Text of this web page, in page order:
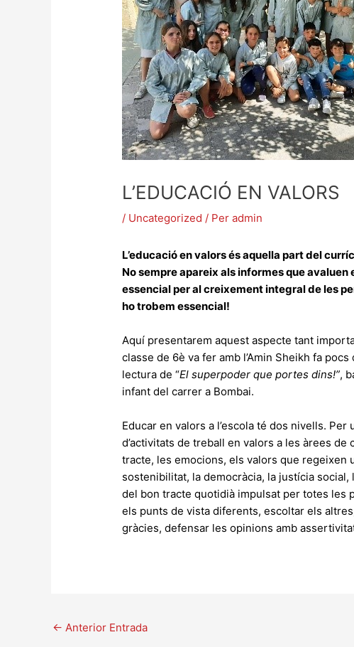
L’EDUCACIÓ EN VALORS
/ Uncategorized / Per admin
L’educació en valors és aquella part del
No sempre apareix als informes que
essencial per al creixement integral de les
ho trobem essencial!
Aquí presentarem aquest aspecte tant
classe de 6è va fer amb l’Amin Sheikh fa
lectura de “El superpoder que portes dins!”,
infant del carrer a Bombai.
Educar en valors a l’escola té dos nivells.
d’activitats de treball en valors a les àrees
tracte, les emocions, els valors que regeixen
sostenibilitat, la democràcia, la justícia social,
del bon tracte quotidià impulsat per totes les
els punts de vista diferents, escoltar els
gràcies, defensar les opinions amb
← Anterior Entrada